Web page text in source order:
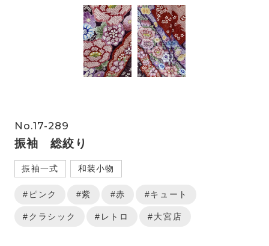
No.17-289
振袖 総絞り
振袖一式 和装小物
#ピンク #紫 #赤 #キュート
#クラシック #レトロ #大宮店